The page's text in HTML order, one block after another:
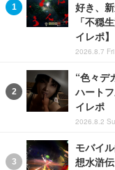
好き、
「不穏
イレポ】
2026.8.7
“色々デ
ハート
イレポ
2026.8.2
モバイ
想水滸